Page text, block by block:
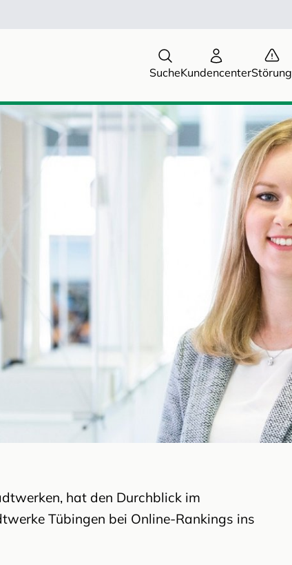
SucheKundencenterStörung
hat den Durchblick im
Tübingen bei Online-Rankings ins